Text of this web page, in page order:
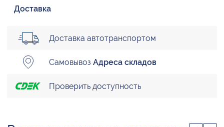
Доставка
Доставка автотранспортом
Самовывоз Адреса складов
Проверить доступность